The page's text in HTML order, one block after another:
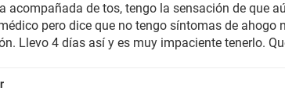
acompañada de tos, tengo la sensación de que
pero dice que no tengo síntomas de ahogo
Llevo 4 días así y es muy impaciente tenerlo.